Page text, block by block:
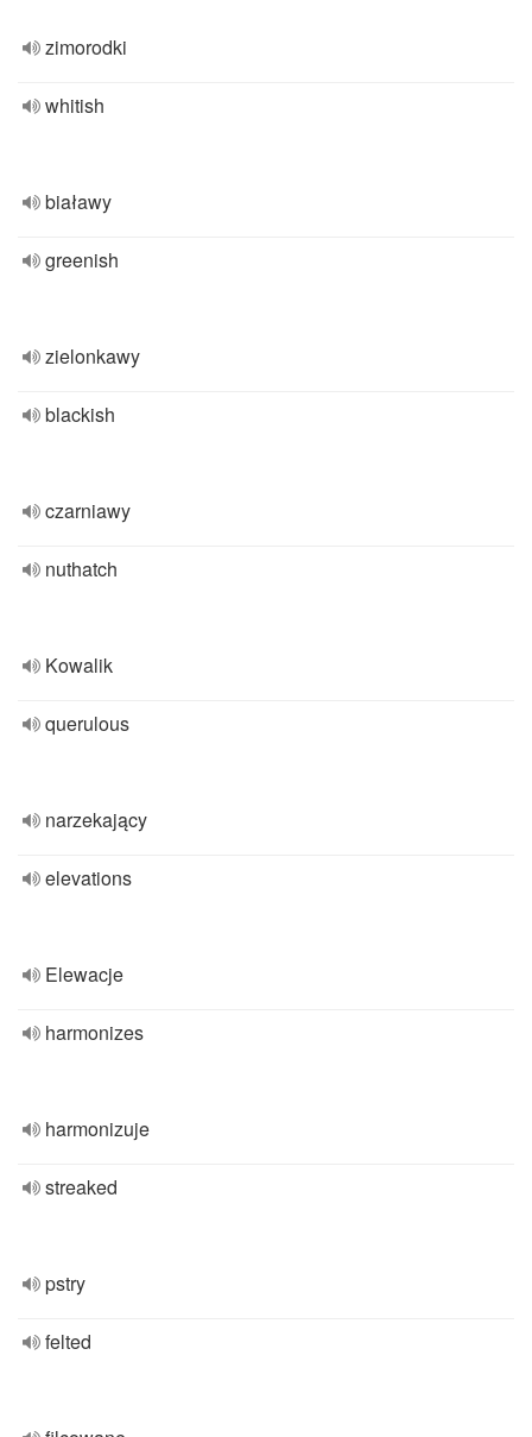
zimorodki
whitish
białawy
greenish
zielonkawy
blackish
czarniawy
nuthatch
Kowalik
querulous
narzekający
elevations
Elewacje
harmonizes
harmonizuje
streaked
pstry
felted